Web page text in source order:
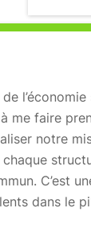
me faire
notre
C’est
dans le